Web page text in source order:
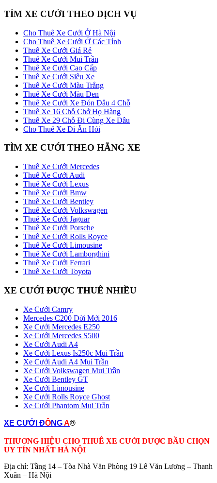
TÌM XE CƯỚI THEO DỊCH VỤ
Cho Thuê Xe Cưới Ở Hà Nội
Cho Thuê Xe Cưới Ở Các Tỉnh
Thuê Xe Cưới Giá Rẻ
Thuê Xe Cưới Mui Trần
Thuê Xe Cưới Cao Cấp
Thuê Xe Cưới Siêu Xe
Thuê Xe Cưới Màu Trắng
Thuê Xe Cưới Màu Đen
Thuê Xe Cưới Xe Đón Dâu 4 Chỗ
Thuê Xe 16 Chỗ Chở Họ Hàng
Thuê Xe 29 Chỗ Đi Cùng Xe Dâu
Cho Thuê Xe Đi Ăn Hỏi
TÌM XE CƯỚI THEO HÃNG XE
Thuê Xe Cưới Mercedes
Thuê Xe Cưới Audi
Thuê Xe Cưới Lexus
Thuê Xe Cưới Bmw
Thuê Xe Cưới Bentley
Thuê Xe Cưới Volkswagen
Thuê Xe Cưới Jaguar
Thuê Xe Cưới Porsche
Thuê Xe Cưới Rolls Royce
Thuê Xe Cưới Limousine
Thuê Xe Cưới Lamborghini
Thuê Xe Cưới Ferrari
Thuê Xe Cưới Toyota
XE CƯỚI ĐƯỢC THUÊ NHIỀU
Xe Cưới Camry
Mercedes C200 Đời Mới 2016
Xe Cưới Mercedes E250
Xe Cưới Mercedes S500
Xe Cưới Audi A4
Xe Cưới Lexus Is250c Mui Trần
Xe Cưới Audi A4 Mui Trần
Xe Cưới Volkswagen Mui Trần
Xe Cưới Bentley GT
Xe Cưới Limousine
Xe Cưới Rolls Royce Ghost
Xe Cưới Phantom Mui Trần
XE CƯỚI ĐÔNGA®
THƯƠNG HIỆU CHO THUÊ XE CƯỚI ĐƯỢC BẦU CHỌN
UY TÍN NHẤT HÀ NỘI
Địa chỉ: Tầng 14 – Tòa Nhà Văn Phòng 19 Lê Văn Lương – Thanh
Xuân – Hà Nội